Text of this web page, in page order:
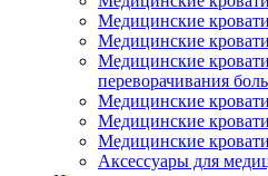
Медицинские
Медицинские
Медицинские
переворачивания
Медицинские
Медицинские
Медицинские
Аксессуары для